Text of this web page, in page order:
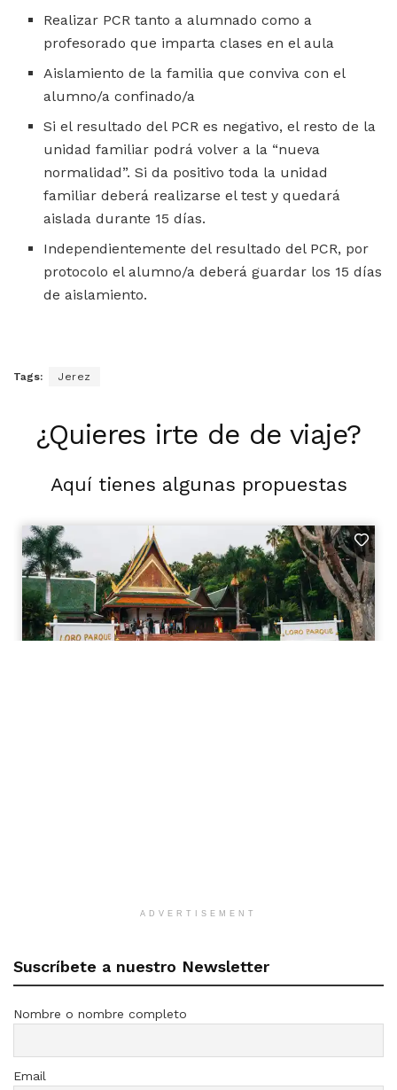
Realizar PCR tanto a alumnado como a
profesorado que imparta clases en el aula
Aislamiento de la familia que conviva con el
alumno/a confinado/a
Si el resultado del PCR es negativo, el resto de la
unidad familiar podrá volver a la “nueva
normalidad”. Si da positivo toda la unidad
familiar deberá realizarse el test y quedará
aislada durante 15 días.
Independientemente del resultado del PCR, por
protocolo el alumno/a deberá guardar los 15 días
de aislamiento.
Tags: Jerez
¿Quieres irte de de viaje?
Aquí tienes algunas propuestas
ADVERTISEMENT
Suscríbete a nuestro Newsletter
Nombre o nombre completo
Email